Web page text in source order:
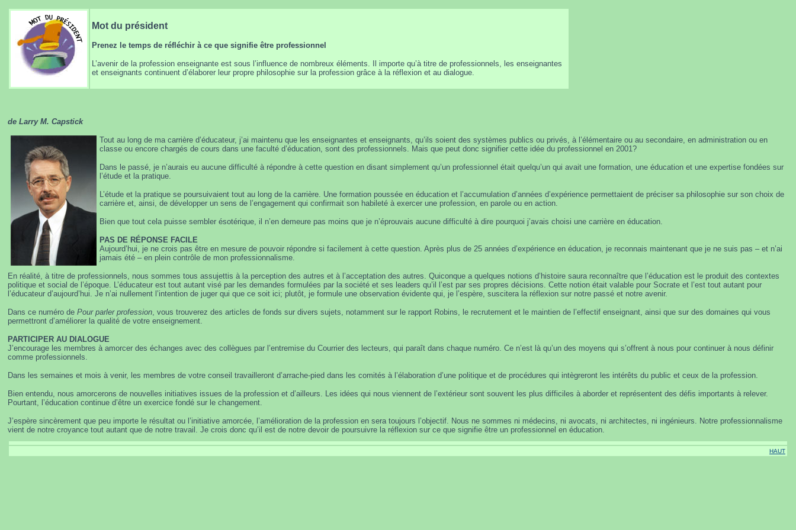
Mot du président
Prenez le temps de réfléchir à ce que signifie être professionnel
L’avenir de la profession enseignante est sous l’influence de nombreux éléments. Il importe qu’à titre de professionnels, les enseignantes
et enseignants continuent d’élaborer leur propre philosophie sur la profession grâce à la réflexion et au dialogue.
de Larry M. Capstick
Tout au long de ma carrière d’éducateur, j’ai maintenu que les enseignantes et enseignants, qu’ils soient des systèmes publics ou privés, à l’élémentaire ou au secondaire, en administration ou en
classe ou encore chargés de cours dans une faculté d’éducation, sont des professionnels. Mais que peut donc signifier cette idée du professionnel en 2001?
Dans le passé, je n’aurais eu aucune difficulté à répondre à cette question en disant simplement qu’un professionnel était quelqu’un qui avait une formation, une éducation et une expertise fondées sur
l’étude et la pratique.
L’étude et la pratique se poursuivaient tout au long de la carrière. Une formation poussée en éducation et l’accumulation d’années d’expérience permettaient de préciser sa philosophie sur son choix de
carrière et, ainsi, de développer un sens de l’engagement qui confirmait son habileté à exercer une profession, en parole ou en action.
Bien que tout cela puisse sembler ésotérique, il n’en demeure pas moins que je n’éprouvais aucune difficulté à dire pourquoi j’avais choisi une carrière en éducation.
PAS DE RÉPONSE FACILE
Aujourd’hui, je ne crois pas être en mesure de pouvoir répondre si facilement à cette question. Après plus de 25 années d’expérience en éducation, je reconnais maintenant que je ne suis pas – et n’ai
jamais été – en plein contrôle de mon professionnalisme.
En réalité, à titre de professionnels, nous sommes tous assujettis à la perception des autres et à l’acceptation des autres. Quiconque a quelques notions d’histoire saura reconnaître que l’éducation est le produit des contextes
politique et social de l’époque. L’éducateur est tout autant visé par les demandes formulées par la société et ses leaders qu’il l’est par ses propres décisions. Cette notion était valable pour Socrate et l’est tout autant pour
l’éducateur d’aujourd’hui. Je n’ai nullement l’intention de juger qui que ce soit ici; plutôt, je formule une observation évidente qui, je l’espère, suscitera la réflexion sur notre passé et notre avenir.
Dans ce numéro de Pour parler profession, vous trouverez des articles de fonds sur divers sujets, notamment sur le rapport Robins, le recrutement et le maintien de l’effectif enseignant, ainsi que sur des domaines qui vous
permettront d’améliorer la qualité de votre enseignement.
PARTICIPER AU DIALOGUE
J’encourage les membres à amorcer des échanges avec des collègues par l’entremise du Courrier des lecteurs, qui paraît dans chaque numéro. Ce n’est là qu’un des moyens qui s’offrent à nous pour continuer à nous définir
comme professionnels.
Dans les semaines et mois à venir, les membres de votre conseil travailleront d’arrache-pied dans les comités à l’élaboration d’une politique et de procédures qui intègreront les intérêts du public et ceux de la profession.
Bien entendu, nous amorcerons de nouvelles initiatives issues de la profession et d’ailleurs. Les idées qui nous viennent de l’extérieur sont souvent les plus difficiles à aborder et représentent des défis importants à relever.
Pourtant, l’éducation continue d’être un exercice fondé sur le changement.
J’espère sincèrement que peu importe le résultat ou l’initiative amorcée, l’amélioration de la profession en sera toujours l’objectif. Nous ne sommes ni médecins, ni avocats, ni architectes, ni ingénieurs. Notre professionnalisme
vient de notre croyance tout autant que de notre travail. Je crois donc qu’il est de notre devoir de poursuivre la réflexion sur ce que signifie être un professionnel en éducation.
HAUT